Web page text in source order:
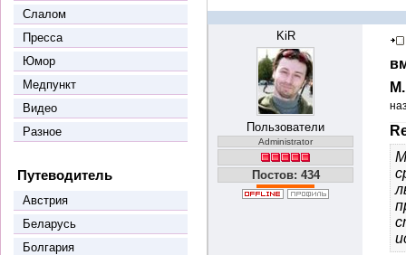
Слалом
Пресса
Юмор
Медпункт
Видео
Разное
Путеводитель
Австрия
Беларусь
Болгария
KiR
Пользователи
Administrator
Постов: 434